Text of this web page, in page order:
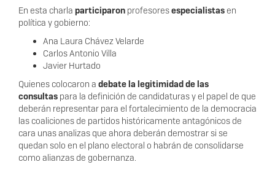
En esta charla participaron profesoresespecialistas en
política y gobierno:
Ana Laura Chávez Velarde
Carlos Antonio Villa
Javier Hurtado
Quienes colocaron a debate la legitimidad de las
consultas para la definición de candidaturas y el papel de que
deberán representar para el fortalecimiento de la democracia
las coaliciones de partidos históricamente antagónicos de
cara unas analizas que ahora deberán demostrar si se
quedan solo en el plano electoral o habrán de consolidarse
como alianzas de gobernanza.